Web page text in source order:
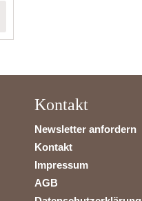
Kontakt
Newsletter anfordern
Kontakt
Impressum
AGB